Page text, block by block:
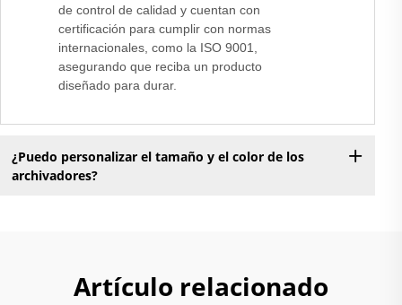
de control de calidad y cuentan con
certificación para cumplir con normas
internacionales, como la ISO 9001,
asegurando que reciba un producto
diseñado para durar.
¿Puedo personalizar el tamaño y el color de los
archivadores?
Artículo relacionado